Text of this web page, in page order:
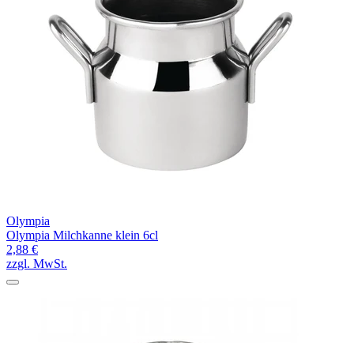
Olympia
Olympia Milchkanne klein 6cl
2,88 €
zzgl. MwSt.